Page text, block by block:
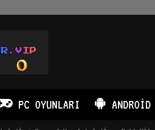
PC OYUNLARI ANDROID